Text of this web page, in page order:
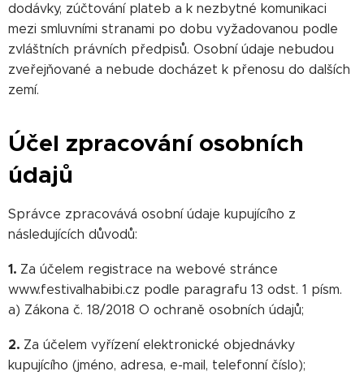
dodávky, zúčtování plateb a k nezbytné komunikaci
mezi smluvními stranami po dobu vyžadovanou podle
zvláštních právních předpisů. Osobní údaje nebudou
zveřejňované a nebude docházet k přenosu do dalších
zemí.
Účel zpracování osobních
údajů
Správce zpracovává osobní údaje kupujícího z
následujících důvodů:
1. Za účelem registrace na webové stránce
www.festivalhabibi.cz podle paragrafu 13 odst. 1 písm.
a) Zákona č. 18/2018 O ochraně osobních údajů;
2. Za účelem vyřízení elektronické objednávky
kupujícího (jméno, adresa, e-mail, telefonní číslo);